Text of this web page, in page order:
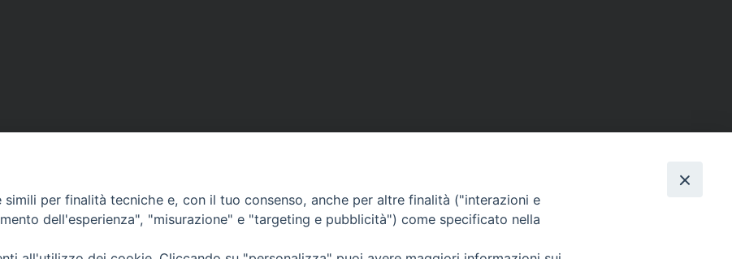
per finalità tecniche e, con il tuo consenso, anche per altre finalità ("interazioni e
dell'esperienza", "misurazione" e "targeting e pubblicità") come specificato nella